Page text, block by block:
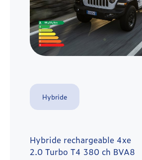
Hybride
Hybride rechargeable 4xe
2.0 Turbo T4 380 ch BVA8